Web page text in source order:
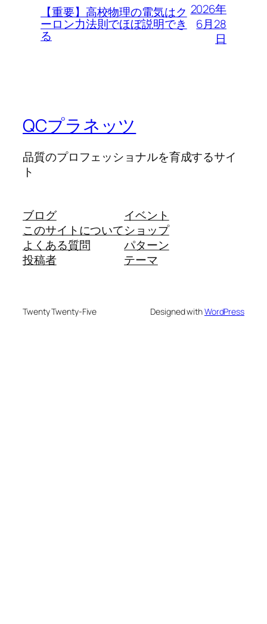
【重要】高校物理の電気はク
ーロン力法則でほぼ説明でき
る
2026年
6月28
日
QCプラネッツ
品質のプロフェッショナルを育成するサイ
ト
ブログ
このサイトについて
よくある質問
投稿者
イベント
ショップ
パターン
テーマ
Twenty Twenty-Five Designed withWordPress